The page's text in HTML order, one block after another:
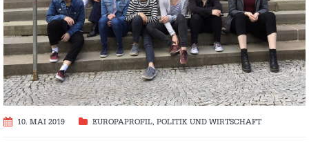
10. MAI 2019 EUROPAPROFIL, POLITIK UND WIRTSCHAFT